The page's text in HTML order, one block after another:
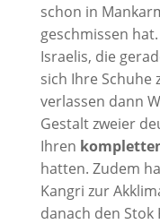
schon in
geschmissen
Israelis, die
sich Ihre Schuhe
verlassen dann
Gestalt zweier
Ihren
hatten. Zudem
Kangri zur
danach den Stok